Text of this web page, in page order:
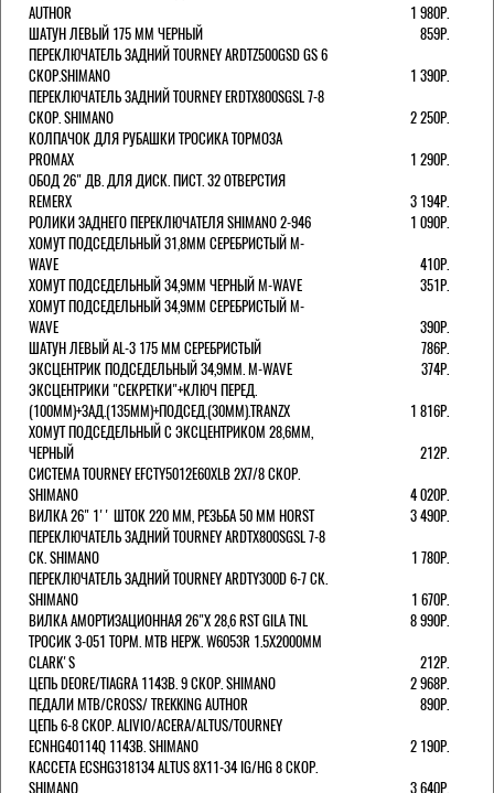
AUTHOR
1 980Р.
ШАТУН ЛЕВЫЙ 175 ММ ЧЕРНЫЙ
859Р.
ПЕРЕКЛЮЧАТЕЛЬ ЗАДНИЙ TOURNEY ARDTZ500GSD GS 6
СКОР.SHIMANO
1 390Р.
ПЕРЕКЛЮЧАТЕЛЬ ЗАДНИЙ TOURNEY ERDTX800SGSL 7-8
СКОР. SHIMANO
2 250Р.
КОЛПАЧОК ДЛЯ РУБАШКИ ТРОСИКА ТОРМОЗА
PROMAX
1 290Р.
ОБОД 26" ДВ. ДЛЯ ДИСК. ПИСТ. 32 ОТВЕРСТИЯ
REMERX
3 194Р.
РОЛИКИ ЗАДНЕГО ПЕРЕКЛЮЧАТЕЛЯ SHIMANO 2-946
1 090Р.
ХОМУТ ПОДСЕДЕЛЬНЫЙ 31,8ММ СЕРЕБРИСТЫЙ M-
WAVE
410Р.
ХОМУТ ПОДСЕДЕЛЬНЫЙ 34,9ММ ЧЕРНЫЙ M-WAVE
351Р.
ХОМУТ ПОДСЕДЕЛЬНЫЙ 34,9ММ СЕРЕБРИСТЫЙ M-
WAVE
390Р.
ШАТУН ЛЕВЫЙ AL-3 175 ММ СЕРЕБРИСТЫЙ
786Р.
ЭКСЦЕНТРИК ПОДСЕДЕЛЬНЫЙ 34,9ММ. M-WAVE
374Р.
ЭКСЦЕНТРИКИ "СЕКРЕТКИ"+КЛЮЧ ПЕРЕД.
(100ММ)+ЗАД.(135ММ)+ПОДСЕД.(30ММ).TRANZX
1 816Р.
ХОМУТ ПОДСЕДЕЛЬНЫЙ С ЭКСЦЕНТРИКОМ 28,6ММ,
ЧЕРНЫЙ
212Р.
СИСТЕМА TOURNEY EFCTY5012E60XLB 2X7/8 СКОР.
SHIMANO
4 020Р.
ВИЛКА 26" 1'' ШТОК 220 ММ, РЕЗЬБА 50 ММ HORST
3 490Р.
ПЕРЕКЛЮЧАТЕЛЬ ЗАДНИЙ TOURNEY ARDTX800SGSL 7-8
СК. SHIMANO
1 780Р.
ПЕРЕКЛЮЧАТЕЛЬ ЗАДНИЙ TOURNEY ARDTY300D 6-7 СК.
SHIMANO
1 670Р.
ВИЛКА АМОРТИЗАЦИОННАЯ 26"Х 28,6 RST GILA TNL
8 990Р.
ТРОСИК 3-051 ТОРМ. MTB НЕРЖ. W6053R 1.5Х2000ММ
СLARK'S
212Р.
ЦЕПЬ DEORE/TIAGRA 114ЗВ. 9 СКОР. SHIMANO
2 968Р.
ПЕДАЛИ MTB/CROSS/ TREKKING AUTHOR
890Р.
ЦЕПЬ 6-8 СКОР. ALIVIO/ACERA/ALTUS/TOURNEY
ECNHG40114Q 114ЗВ. SHIMANO
2 190Р.
КАССЕТА ECSHG318134 ALTUS 8Х11-34 IG/HG 8 СКОР.
SHIMANO
3 640Р.